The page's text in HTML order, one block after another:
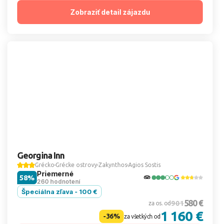
Zobraziť detail zájazdu
Georgina Inn
Grécko Grécke ostrovy ZakynthosAgios Sostis
Priemerné
260 hodnotení
58%
Špeciálna zľava - 100 €
za os. od901580 €
-36% za všetkých od 1 160 €